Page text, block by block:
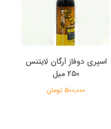
اسپری دوفاز آرگان لایتنس
250 میل
500,000 تومان